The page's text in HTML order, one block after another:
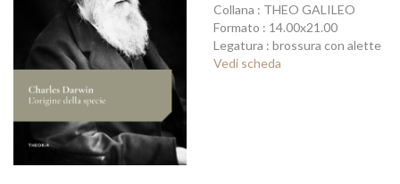
Collana : THEO GALILEO
Formato : 14.00x21.00
Legatura : brossura con alette
Vedi scheda